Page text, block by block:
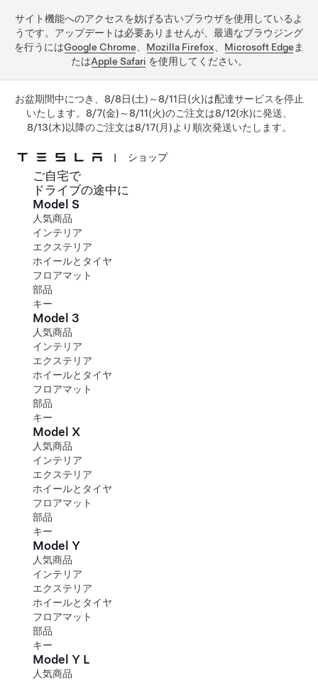
サイト機能へのアクセスを妨げる古いブラウザを使用しているよ
うです。アップデートは必要ありませんが、最適なブラウジング
を行うにはGoogle Chrome Mozilla Firefox Microsoft Edge ま
たはApple Safari を使用してください。
お盆期間中につき、8/8日(土)～8/11日(火)は配達サービスを停止
いたします。8/7(金)～8/11(火)のご注文は8/12(水)に発送、
8/13(木)以降のご注文は8/17(月)より順次発送いたします。
メインコンテンツへスキップ
| ショップ
ご自宅で
ドライブの途中に
Model S
人気商品
インテリア
エクステリア
ホイールとタイヤ
フロアマット
部品
キー
Model 3
人気商品
インテリア
エクステリア
ホイールとタイヤ
フロアマット
部品
キー
Model X
人気商品
インテリア
エクステリア
ホイールとタイヤ
フロアマット
部品
キー
Model Y
人気商品
インテリア
エクステリア
ホイールとタイヤ
フロアマット
部品
キー
Model Y L
人気商品